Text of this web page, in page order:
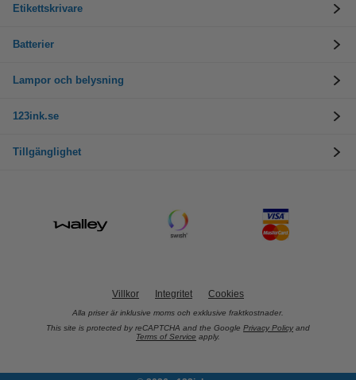
Etikettskrivare
Batterier
Lampor och belysning
123ink.se
Tillgänglighet
Villkor Integritet Cookies
Alla priser är inklusive moms och exklusive fraktkostnader.
This site is protected by reCAPTCHA and the Google Privacy Policy and
Terms of Service apply.